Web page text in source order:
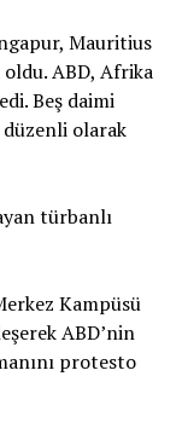
Mauritius
ABD, Afrika
Beş daimi
düzenli olarak
türbanlı
Kampüsü
ABD’nin
protesto